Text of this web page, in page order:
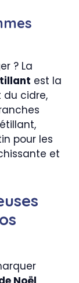
? La
est la
du cidre,
pour les
et